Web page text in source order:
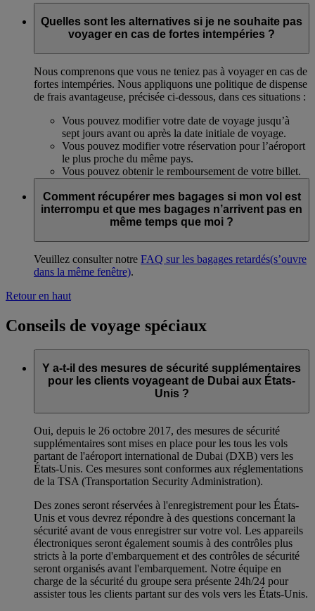
Quelles sont les alternatives si je ne souhaite pas
voyager en cas de fortes intempéries ?
Nous comprenons que vous ne teniez pas à voyager en cas de
fortes intempéries. Nous appliquons une politique de dispense
de frais avantageuse, précisée ci-dessous, dans ces situations :
Vous pouvez modifier votre date de voyage jusqu’à
sept jours avant ou après la date initiale de voyage.
Vous pouvez modifier votre réservation pour l’aéroport
le plus proche du même pays.
Vous pouvez obtenir le remboursement de votre billet.
Comment récupérer mes bagages si mon vol est
interrompu et que mes bagages n’arrivent pas en
même temps que moi ?
Veuillez consulter notre FAQ sur les bagages retardés(s’ouvre
dans la même fenêtre).
Retour en haut
Conseils de voyage spéciaux
Y a-t-il des mesures de sécurité supplémentaires
pour les clients voyageant de Dubai aux États-
Unis ?
Oui, depuis le 26 octobre 2017, des mesures de sécurité
supplémentaires sont mises en place pour les tous les vols
partant de l'aéroport international de Dubai (DXB) vers les
États-Unis. Ces mesures sont conformes aux réglementations
de la TSA (Transportation Security Administration).
Des zones seront réservées à l'enregistrement pour les États-
Unis et vous devrez répondre à des questions concernant la
sécurité avant de vous enregistrer sur votre vol. Les appareils
électroniques seront également soumis à des contrôles plus
stricts à la porte d'embarquement et des contrôles de sécurité
seront organisés avant l'embarquement. Notre équipe en
charge de la sécurité du groupe sera présente 24h/24 pour
assister tous les clients partant sur des vols vers les États-Unis.